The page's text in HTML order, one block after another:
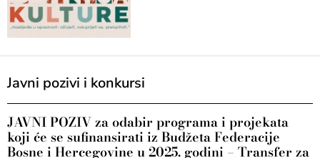
Javni pozivi i konkursi
JAVNI POZIV za odabir programa i projekata
koji će se sufinansirati iz Budžeta Federacije
Bosne i Hercegovine u 2025. godini – Transfer za